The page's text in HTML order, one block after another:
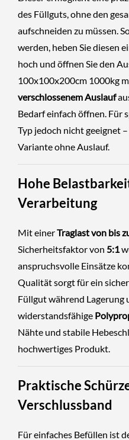
des Füllguts, ohne den
aufschneiden zu müssen.
werden, heben Sie diesen
hoch und öffnen Sie den
100x100x200cm 1000kg
verschlossenem Auslauf
Bedarf einfach öffnen. Für
Typ jedoch nicht geeignet
Variante ohne Auslauf.
Hohe
Verarbeitung
Mit einerTraglast von bis
Sicherheitsfaktor von 5:1
anspruchsvolle Einsätze
Qualität sorgt für ein
Füllgut während Lagerung
widerstandsfähige
Nähte und stabile
hochwertiges Produkt.
Praktische
Verschlussband
Für einfaches Befüllen ist